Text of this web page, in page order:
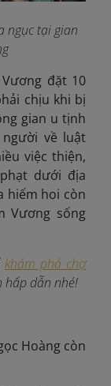
ngục tại gian
đặt 10
chịu khi bị
gian u tịnh
về luật
việc thiện,
dưới địa
hiếm hoi còn
Vương sống
khám phá chợ
hấp dẫn nhé!
Hoàng còn